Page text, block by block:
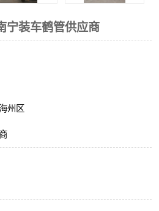
宁装车鹤管供应商
州区